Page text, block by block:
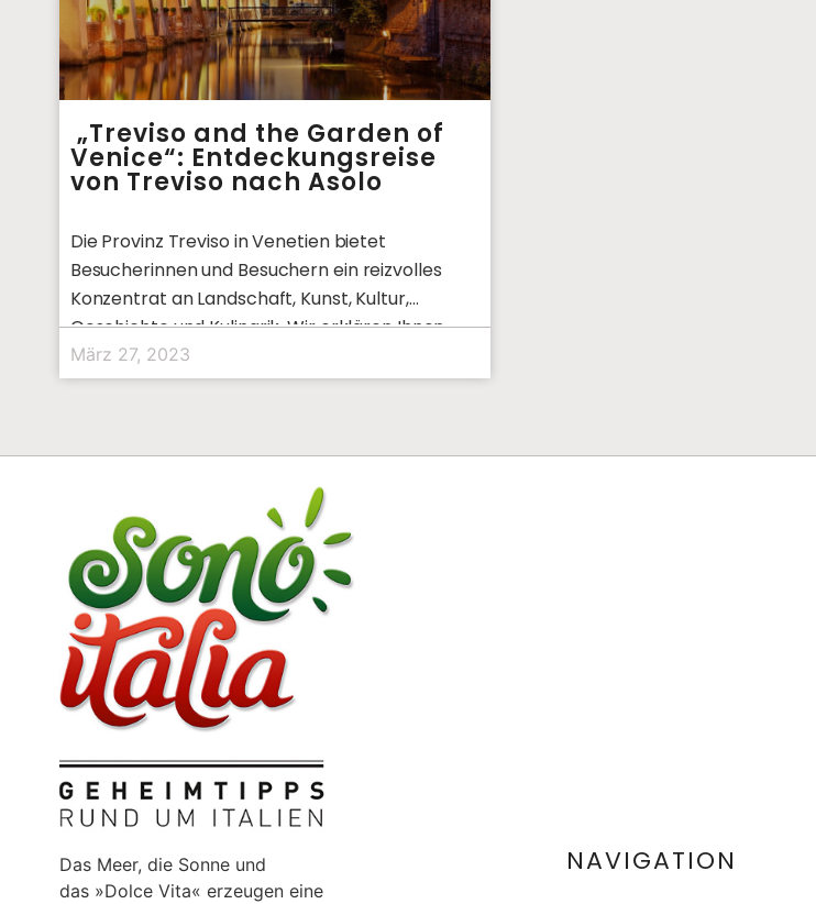
„Treviso and the Garden of
Venice“: Entdeckungsreise
von Treviso nach Asolo
Die Provinz Treviso in Venetien bietet
Besucherinnen und Besuchern ein reizvolles
Konzentrat an Landschaft, Kunst, Kultur,
Geschichte und Kulinarik. Wir erklären Ihnen
warum, sich Reisende
März 27, 2023
Das Meer, die Sonne und
das »Dolce Vita« erzeugen eine
NAVIGATION